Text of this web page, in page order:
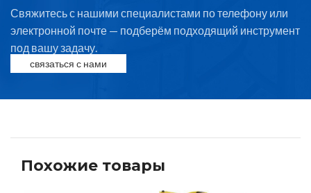
Свяжитесь с нашими специалистами по телефону или
электронной почте — подберём подходящий инструмент
под вашу задачу.
связаться с нами
Похожие товары